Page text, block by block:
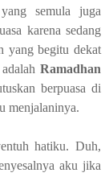
semula juga
karena sedang
yang begitu dekat
Ramadhan
berpuasa di
menjalaninya.
hatiku. Duh,
aku jika